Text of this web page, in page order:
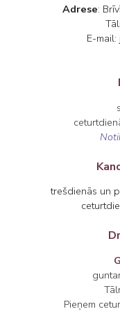
Adrese:
E-
trešdienās un
Pieņem